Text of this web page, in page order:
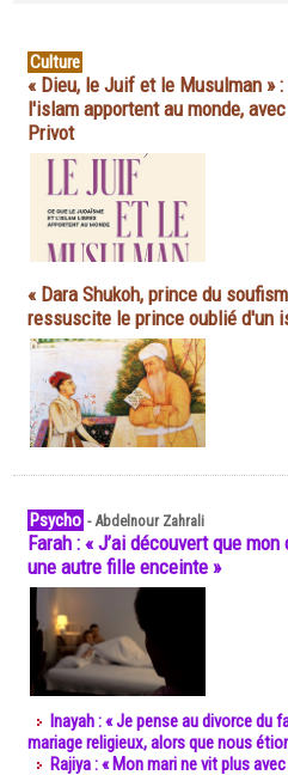
Culture
« Dieu, le Juif et le Musulman »
l'islam apportent au monde,
Privot
« Dara Shukoh, prince du
ressuscite le prince oublié d'un
Psycho -Abdelnour Zahrali
Farah : « J’ai découvert que
une autre fille enceinte »
Inayah : « Je pense au divorce du
mariage religieux, alors que nous
Rajiya : « Mon mari ne vit plus